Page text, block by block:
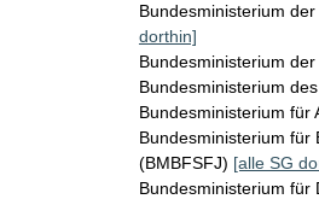
Bundesministerium
dorthin]
Bundesministerium
Bundesministerium
Bundesministerium für
Bundesministerium für
(BMBFSFJ) [alle SG
Bundesministerium